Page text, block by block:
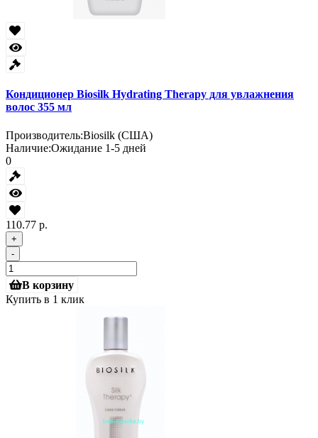
Кондиционер Biosilk Hydrating Therapy для увлажнения
волос 355 мл
Производитель:Biosilk (США)
Наличие:Ожидание 1-5 дней
0
110.77 р.
+
-
В корзину
Купить в 1 клик